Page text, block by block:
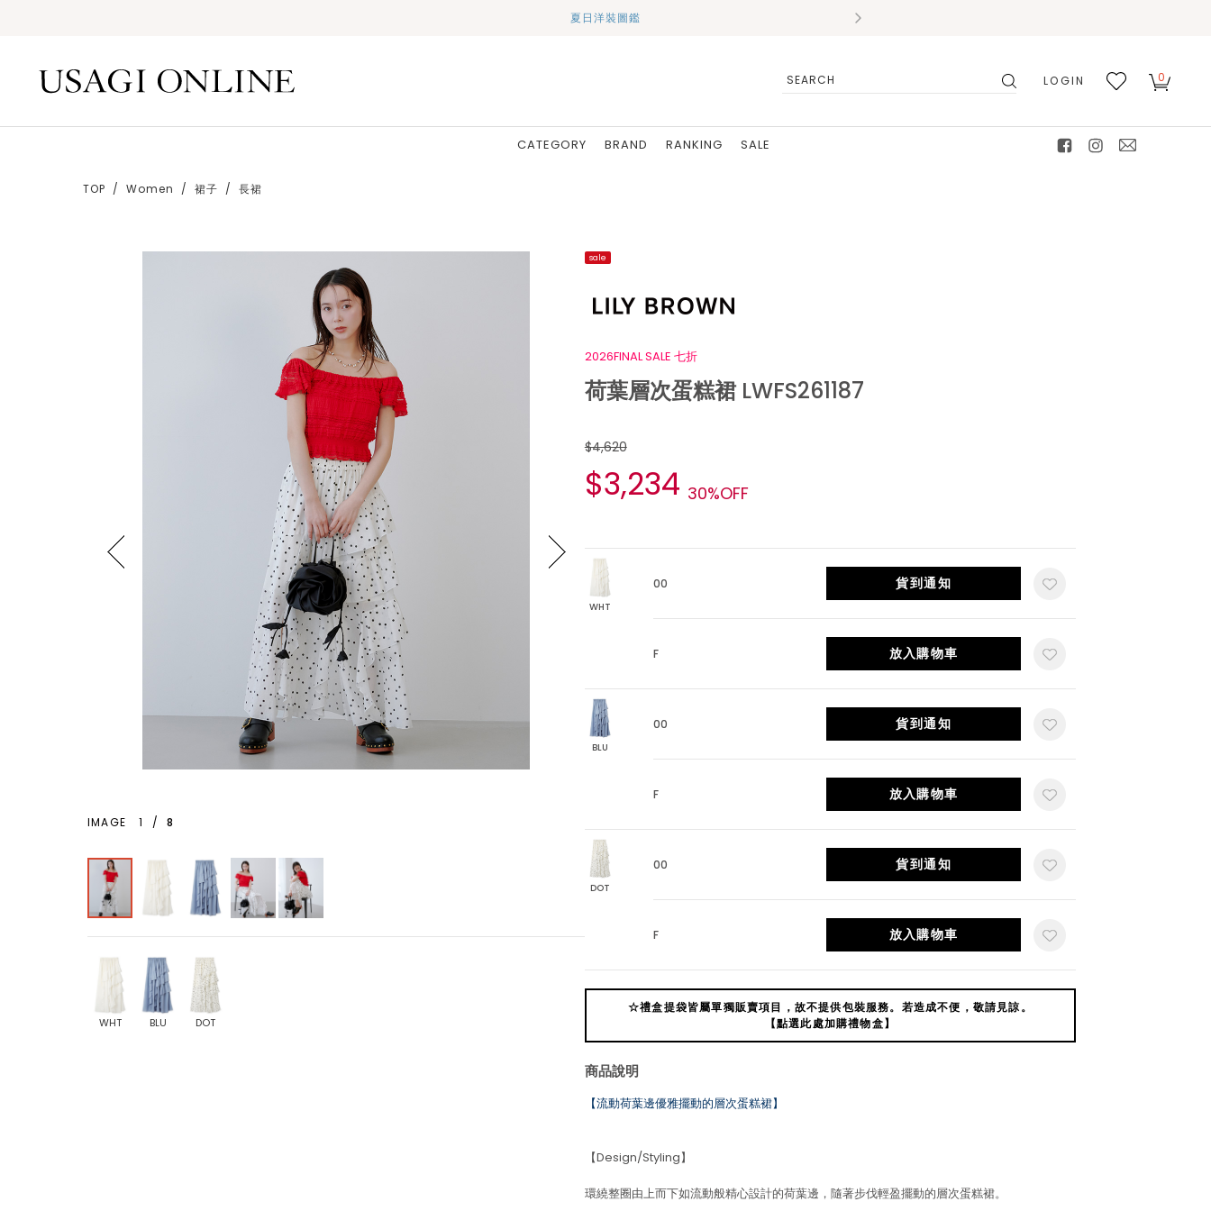
夏日洋裝圖鑑
LOGIN 0
CATEGORY BRAND RANKING
SALE
TOP Women 裙子 長裙
IMAGE 1 / 8
WHT BLU DOT
sale
2026FINAL SALE 七折
荷葉層次蛋糕裙 LWFS261187
$4,620
$3,234 30%OFF
WHT
00 貨到通知
F 放入購物車
BLU
00 貨到通知
F 放入購物車
DOT
00 貨到通知
F 放入購物車
☆禮盒提袋皆屬單獨販賣項目，故不提供包裝服務。若造成不便，敬請見諒。
【點選此處加購禮物盒】
商品說明
【流動荷葉邊優雅擺動的層次蛋糕裙】
【Design/Styling】
環繞整圈由上而下如流動般精心設計的荷葉邊，隨著步伐輕盈擺動的層次蛋糕裙。